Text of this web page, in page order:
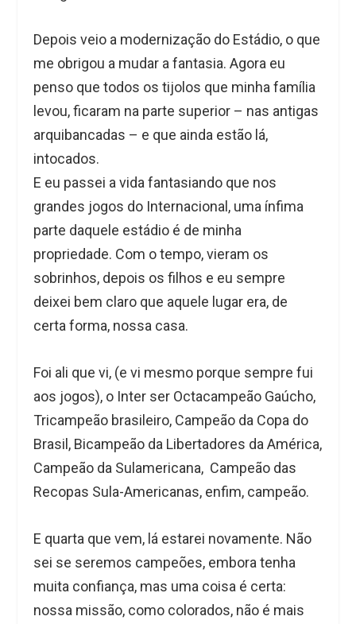
Depois veio a modernização do Estádio, o que
me obrigou a mudar a fantasia. Agora eu
penso que todos os tijolos que minha família
levou, ficaram na parte superior – nas antigas
arquibancadas – e que ainda estão lá,
intocados.
E eu passei a vida fantasiando que nos
grandes jogos do Internacional, uma ínfima
parte daquele estádio é de minha
propriedade. Com o tempo, vieram os
sobrinhos, depois os filhos e eu sempre
deixei bem claro que aquele lugar era, de
certa forma, nossa casa.
Foi ali que vi, (e vi mesmo porque sempre fui
aos jogos), o Inter ser Octacampeão Gaúcho,
Tricampeão brasileiro, Campeão da Copa do
Brasil, Bicampeão da Libertadores da América,
Campeão da Sulamericana, Campeão das
Recopas Sula-Americanas, enfim, campeão.
E quarta que vem, lá estarei novamente. Não
sei se seremos campeões, embora tenha
muita confiança, mas uma coisa é certa:
nossa missão, como colorados, não é mais